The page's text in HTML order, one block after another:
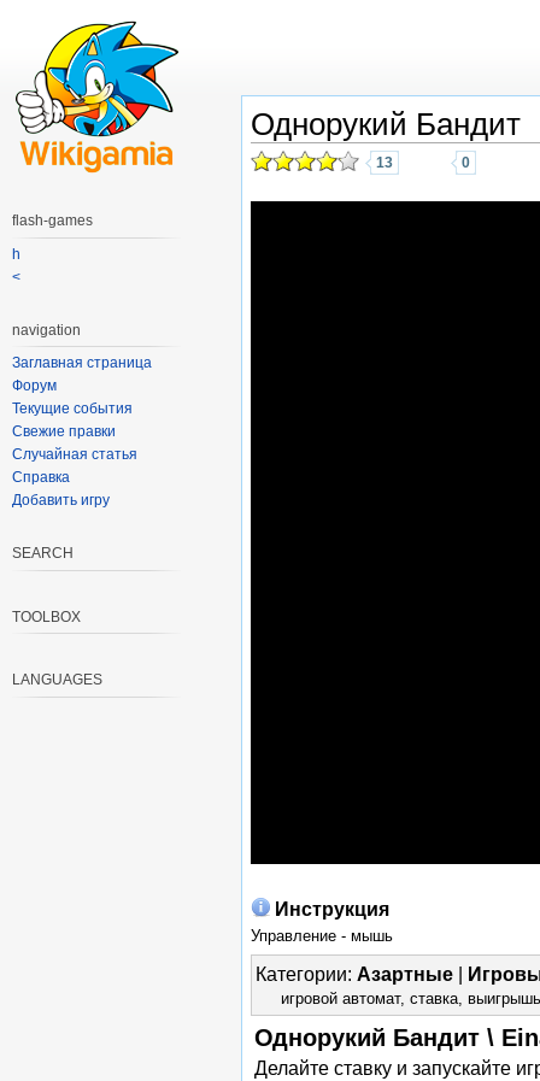
Однорукий Бандит
13 0
Инструкция
Управление - мышь
Категории: Азартные|
игровой автомат, ставка, выигрышь
Однорукий Бандит \
Делайте ставку и запускайте
flash-games
h
<
navigation
Заглавная страница
Форум
Текущие события
Свежие правки
Случайная статья
Справка
Добавить игру
SEARCH
TOOLBOX
LANGUAGES